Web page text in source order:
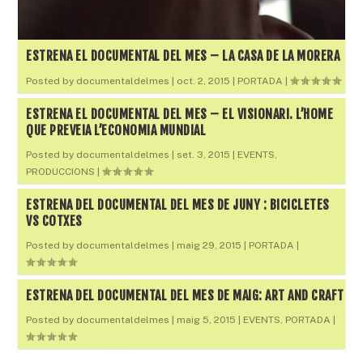
ESTRENA EL DOCUMENTAL DEL MES – LA CASA DE LA MORERA
Posted by documentaldelmes | oct. 2, 2015 | PORTADA |
ESTRENA EL DOCUMENTAL DEL MES – EL VISIONARI. L’HOME
QUE PREVEIA L’ECONOMIA MUNDIAL
Posted by documentaldelmes | set. 3, 2015 | EVENTS,
PRODUCCIONS |
ESTRENA DEL DOCUMENTAL DEL MES DE JUNY : BICICLETES
VS COTXES
Posted by documentaldelmes | maig 29, 2015 | PORTADA |
ESTRENA DEL DOCUMENTAL DEL MES DE MAIG: ART AND CRAFT
Posted by documentaldelmes | maig 5, 2015 | EVENTS, PORTADA |
A